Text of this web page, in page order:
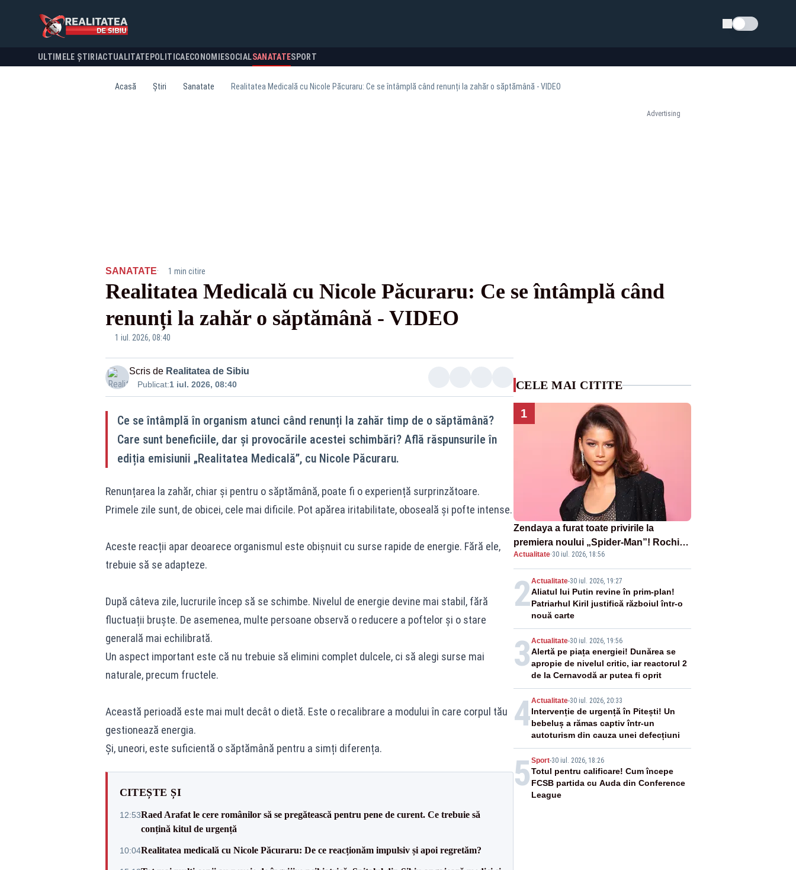
Schimba tema
ULTIMELE ȘTIRI ACTUALITATE POLITICA ECONOMIESOCIALSANATATESPORT
Acasă Știri Sanatate Realitatea Medicală cu Nicole Păcuraru: Ce se întâmplă când renunți la zahăr o săptămână - VIDEO
Advertising
SANATATE· 1 min citire
Realitatea Medicală cu Nicole Păcuraru: Ce se întâmplă când
renunți la zahăr o săptămână - VIDEO
1 iul. 2026, 08:40
Scris de Realitatea de Sibiu
Publicat:1 iul. 2026, 08:40
Ce se întâmplă în organism atunci când renunți la zahăr timp de o săptămână?
Care sunt beneficiile, dar și provocările acestei schimbări? Află răspunsurile în
ediția emisiunii „Realitatea Medicală”, cu Nicole Păcuraru.
Renunțarea la zahăr, chiar și pentru o săptămână, poate fi o experiență surprinzătoare.
Primele zile sunt, de obicei, cele mai dificile. Pot apărea iritabilitate, oboseală și pofte intense.
Aceste reacții apar deoarece organismul este obișnuit cu surse rapide de energie. Fără ele,
trebuie să se adapteze.
După câteva zile, lucrurile încep să se schimbe. Nivelul de energie devine mai stabil, fără
fluctuații bruște. De asemenea, multe persoane observă o reducere a poftelor și o stare
generală mai echilibrată.
Un aspect important este că nu trebuie să elimini complet dulcele, ci să alegi surse mai
naturale, precum fructele.
Această perioadă este mai mult decât o dietă. Este o recalibrare a modului în care corpul tău
gestionează energia.
Și, uneori, este suficientă o săptămână pentru a simți diferența.
CITEȘTE ȘI
12:53Raed Arafat le cere românilor să se pregătească pentru pene de curent. Ce trebuie să
conțină kitul de urgență
10:04Realitatea medicală cu Nicole Păcuraru: De ce reacționăm impulsiv și apoi regretăm?
CELE MAI CITITE
1
Zendaya a furat toate privirile la
premiera noului „Spider-Man”! Rochia
inspirată de pânza de păianjen a făcut
senzație
Actualitate·30 iul. 2026, 18:56
2Actualitate-30 iul. 2026, 19:27
Aliatul lui Putin revine în prim-plan!
Patriarhul Kiril justifică războiul într-o
nouă carte
3 Actualitate-30 iul. 2026, 19:56
Alertă pe piața energiei! Dunărea se
apropie de nivelul critic, iar reactorul 2
de la Cernavodă ar putea fi oprit
4Actualitate-30 iul. 2026, 20:33
Intervenție de urgență în Pitești! Un
bebeluș a rămas captiv într-un
autoturism din cauza unei defecțiuni
5 Sport-30 iul. 2026, 18:26
Totul pentru calificare! Cum începe
FCSB partida cu Auda din Conference
League